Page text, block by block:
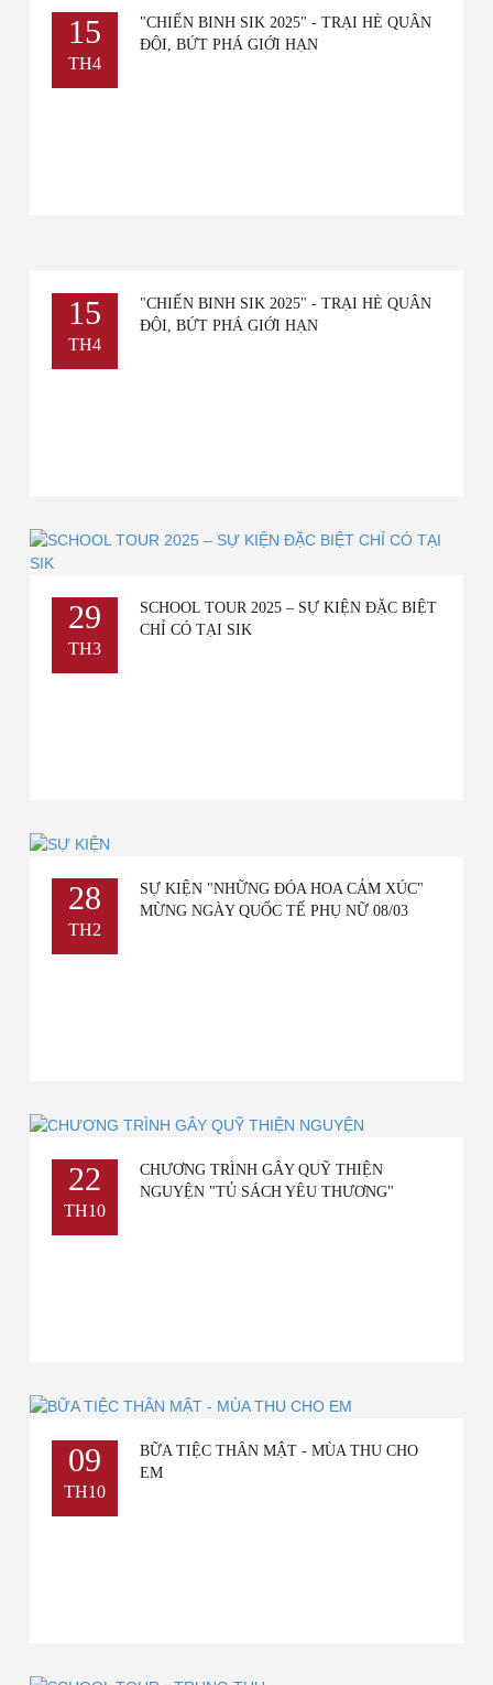
15
TH4
"CHIẾN BINH SIK 2025" - TRẠI HÈ QUÂN
ĐỘI, BỨT PHÁ GIỚI HẠN
15
TH4
"CHIẾN BINH SIK 2025" - TRẠI HÈ QUÂN
ĐỘI, BỨT PHÁ GIỚI HẠN
29
TH3
SCHOOL TOUR 2025 – SỰ KIỆN ĐẶC BIỆT
CHỈ CÓ TẠI SIK
28
TH2
SỰ KIỆN "NHỮNG ĐÓA HOA CẢM XÚC"
MỪNG NGÀY QUỐC TẾ PHỤ NỮ 08/03
22
TH10
CHƯƠNG TRÌNH GÂY QUỸ THIỆN
NGUYỆN "TỦ SÁCH YÊU THƯƠNG"
09
TH10
BỮA TIỆC THÂN MẬT - MÙA THU CHO
EM